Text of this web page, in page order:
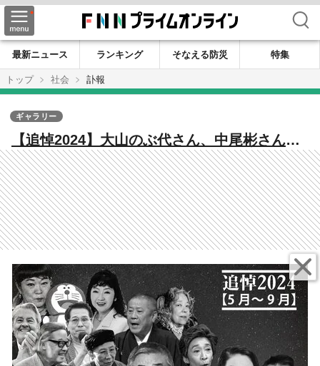
検索
最新ニュース ランキング そなえる防災
特集
トップ
社会 訃報
【追悼2024】大山のぶ代さん、中尾彬さん、
ピーコさん、今くるよさん、桂ざこばさん、
小原乃梨子さん…【5月～9月】
ギャラリー